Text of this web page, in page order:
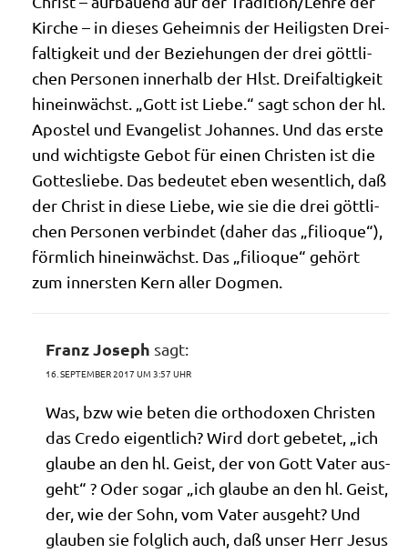
Kir­che – in die­ses Geheim­nis der Hei­lig­sten Drei­
fal­tig­keit und der Bezie­hun­gen der drei gött­li­
chen Per­so­nen inner­halb der Hlst. Drei­fal­tig­keit
hin­ein­wächst. „Gott ist Lie­be.“ sagt schon der hl.
Apo­stel und Evan­ge­list Johan­nes. Und das erste
und wich­tig­ste Gebot für einen Chri­sten ist die
Got­tes­lie­be. Das bedeu­tet eben wesent­lich, daß
der Christ in die­se Lie­be, wie sie die drei gött­li­
chen Per­so­nen ver­bin­det (daher das „fili­o­que“),
förm­lich hin­ein­wächst. Das „fili­o­que“ gehört
zum inner­sten Kern aller Dogmen.
Franz Joseph sagt:
16. SEPTEMBER 2017 UM 3:57 UHR
Was, bzw wie beten die ortho­do­xen Chri­sten
das Cre­do eigent­lich? Wird dort gebe­tet, „ich
glau­be an den hl. Geist, der von Gott Vater aus­
geht“ ? Oder sogar „ich glau­be an den hl. Geist,
der, wie der Sohn, vom Vater aus­geht? Und
glau­ben sie folg­lich auch, daß unser Herr Jesus